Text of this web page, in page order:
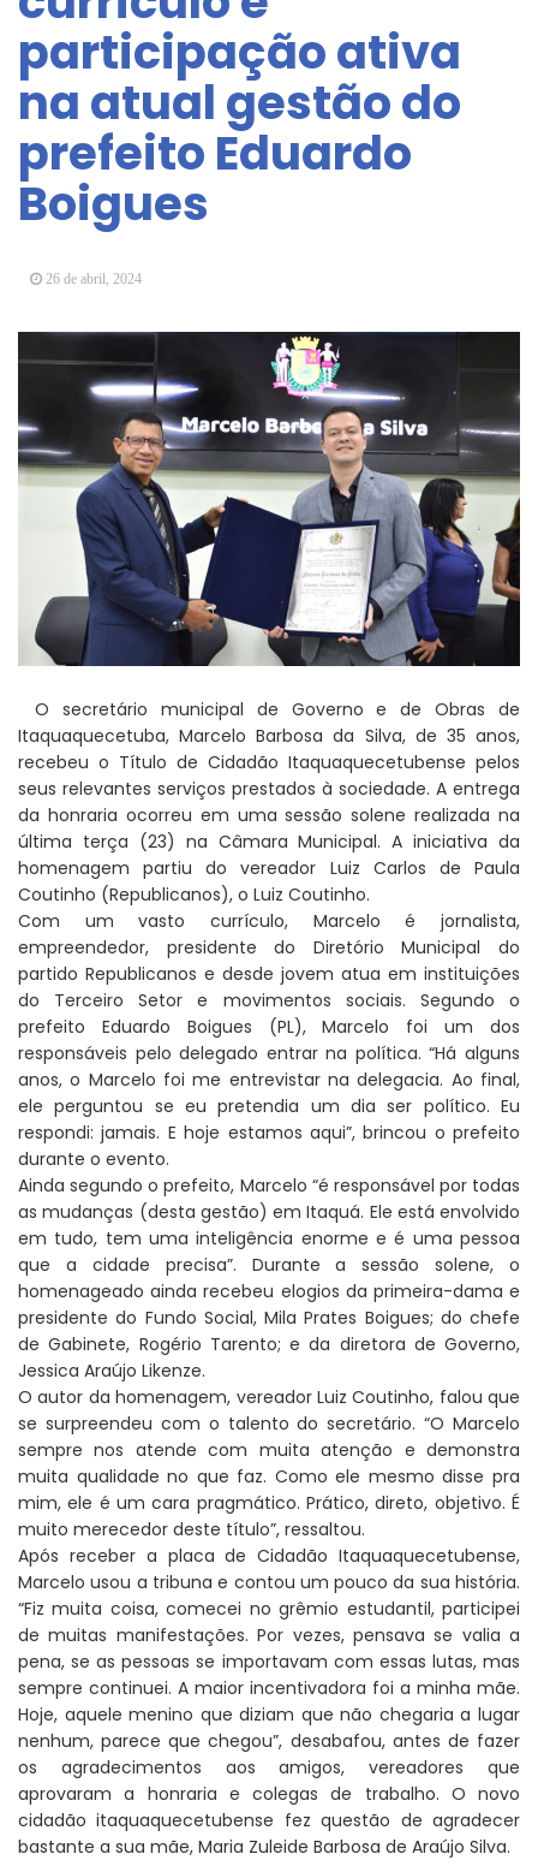
Arujá promove 2º encontro da Jornada de
Conhecimento em Bem-Estar Animal no Parque
dos Ipês
Arujá terá novo posto para emissão do Cartão
TOP
participação ativa
na atual gestão do
prefeito Eduardo
Boigues
26 de abril, 2024
O secretário municipal de Governo e de Obras de
Itaquaquecetuba, Marcelo Barbosa da Silva, de 35 anos,
recebeu o Título de Cidadão Itaquaquecetubense pelos
seus relevantes serviços prestados à sociedade. A entrega
da honraria ocorreu em uma sessão solene realizada na
última terça (23) na Câmara Municipal. A iniciativa da
homenagem partiu do vereador Luiz Carlos de Paula
Coutinho (Republicanos), o Luiz Coutinho.
Com um vasto currículo, Marcelo é jornalista,
empreendedor, presidente do Diretório Municipal do
partido Republicanos e desde jovem atua em instituições
do Terceiro Setor e movimentos sociais. Segundo o
prefeito Eduardo Boigues (PL), Marcelo foi um dos
responsáveis pelo delegado entrar na política. “Há alguns
anos, o Marcelo foi me entrevistar na delegacia. Ao final,
ele perguntou se eu pretendia um dia ser político. Eu
respondi: jamais. E hoje estamos aqui”, brincou o prefeito
durante o evento.
Ainda segundo o prefeito, Marcelo “é responsável por todas
as mudanças (desta gestão) em Itaquá. Ele está envolvido
em tudo, tem uma inteligência enorme e é uma pessoa
que a cidade precisa”. Durante a sessão solene, o
homenageado ainda recebeu elogios da primeira-dama e
presidente do Fundo Social, Mila Prates Boigues; do chefe
de Gabinete, Rogério Tarento; e da diretora de Governo,
Jessica Araújo Likenze.
O autor da homenagem, vereador Luiz Coutinho, falou que
se surpreendeu com o talento do secretário. “O Marcelo
sempre nos atende com muita atenção e demonstra
muita qualidade no que faz. Como ele mesmo disse pra
mim, ele é um cara pragmático. Prático, direto, objetivo. É
muito merecedor deste título”, ressaltou.
Após receber a placa de Cidadão Itaquaquecetubense,
Marcelo usou a tribuna e contou um pouco da sua história.
“Fiz muita coisa, comecei no grêmio estudantil, participei
de muitas manifestações. Por vezes, pensava se valia a
pena, se as pessoas se importavam com essas lutas, mas
sempre continuei. A maior incentivadora foi a minha mãe.
Hoje, aquele menino que diziam que não chegaria a lugar
nenhum, parece que chegou”, desabafou, antes de fazer
os agradecimentos aos amigos, vereadores que
aprovaram a honraria e colegas de trabalho. O novo
cidadão itaquaquecetubense fez questão de agradecer
bastante a sua mãe, Maria Zuleide Barbosa de Araújo Silva.